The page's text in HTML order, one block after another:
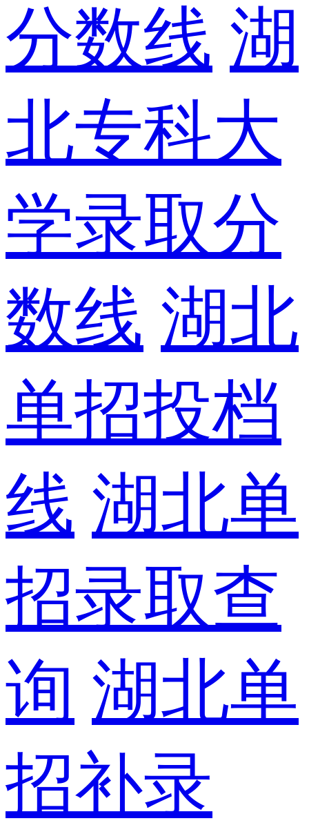
分数线 湖
北专科大
学录取分
数线 湖北
单招投档
线 湖北单
招录取查
询 湖北单
招补录